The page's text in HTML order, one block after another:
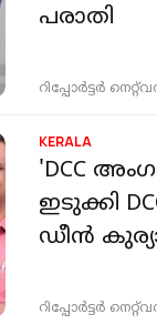
പരാതി
റിപ്പോർട്ടർ
KERALA
'DCC
ഇടുക്കി
ഡീൻ
റിപ്പോർട്ടർ